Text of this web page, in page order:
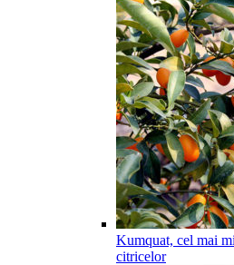
Kumquat, cel mai
citricelor